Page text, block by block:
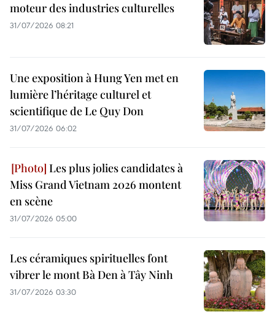
moteur des industries culturelles
31/07/2026 08:21
Une exposition à Hung Yen met en
lumière l’héritage culturel et
scientifique de Le Quy Don
31/07/2026 06:02
Les plus jolies candidates à
Miss Grand Vietnam 2026 montent
en scène
31/07/2026 05:00
Les céramiques spirituelles font
vibrer le mont Bà Den à Tây Ninh
31/07/2026 03:30